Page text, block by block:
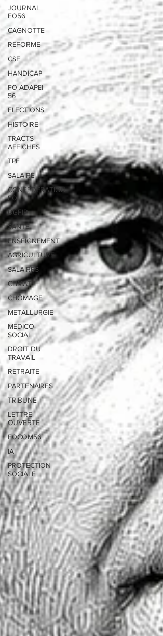
JOURNAL
FO56
CAGNOTTE
REFORME
CSE
HANDICAP
FO ADAPEI
56
ELECTIONS
HISTOIRE
TRACTS
AFFICHES
TPE
SALAIRE
CONFEDERATION
FO
DGFIP
SANTE
ENSEIGNEMENT
AGRICULTURE
SALAIRES
CLIMAT
CHÔMAGE
METALLURGIE
MEDICO-
SOCIAL
DROIT DU
TRAVAIL
RETRAITE
PARTENAIRES
TRIBUNE
LETTRE
OUVERTE
FOCOM56
IA
PROTECTION
SOCIALE